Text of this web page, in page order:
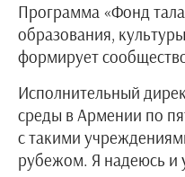
Программа «Фонд
образования,
формирует
Исполнительный
среды в Армении по
с такими
рубежом. Я надеюсь и